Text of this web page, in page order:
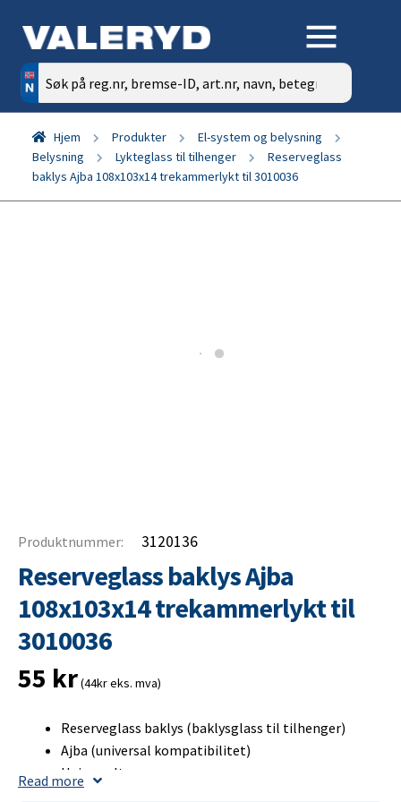
Søk
etter:
Hjem Produkter
El-system og belysning
Belysning
Lykteglass til tilhenger
Reserveglass
baklys Ajba 108x103x14 trekammerlykt til 3010036
Produktnummer: 3120136
Reserveglass baklys Ajba
108x103x14 trekammerlykt til
3010036
55 kr(44kr eks. mva)
Reserveglass baklys (baklysglass til tilhenger)
Ajba (universal kompatibilitet)
Universelt
Read more